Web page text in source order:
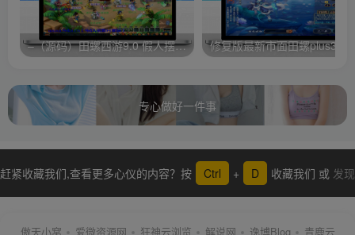
–（源码）田螺西游9.0 假人摆摊18门派飞升渡劫化圣助战最新BB谛听….
专心做好一件事
赶紧收藏我们,查看更多心仪的内容？按 Ctrl + D 收藏我们 或 发现
傲天小窝 爱微资源网 狂神云浏览 解说网 逸博Blog 青鹿云